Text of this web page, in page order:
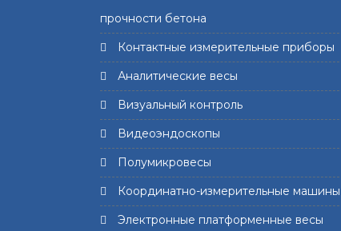
прочности бетона
Контактные измерительные приборы
Аналитические весы
Визуальный контроль
Видеоэндоскопы
Полумикровесы
Координатно-измерительные машины
Электронные платформенные весы